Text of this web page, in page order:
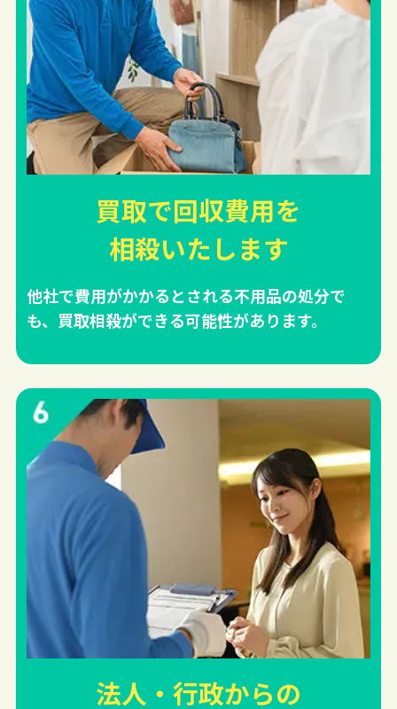
買取で回収費用を
相殺いたします
他社で費用がかかるとされる不用品の処分で
も、買取相殺ができる可能性があります。
法人・行政からの